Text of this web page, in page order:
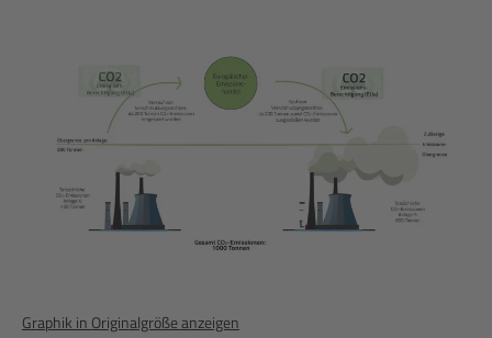
Graphik in Originalgröße anzeigen